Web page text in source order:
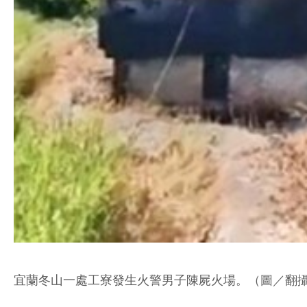
宜蘭冬山一處工寮發生火警男子陳屍火場。（圖／翻